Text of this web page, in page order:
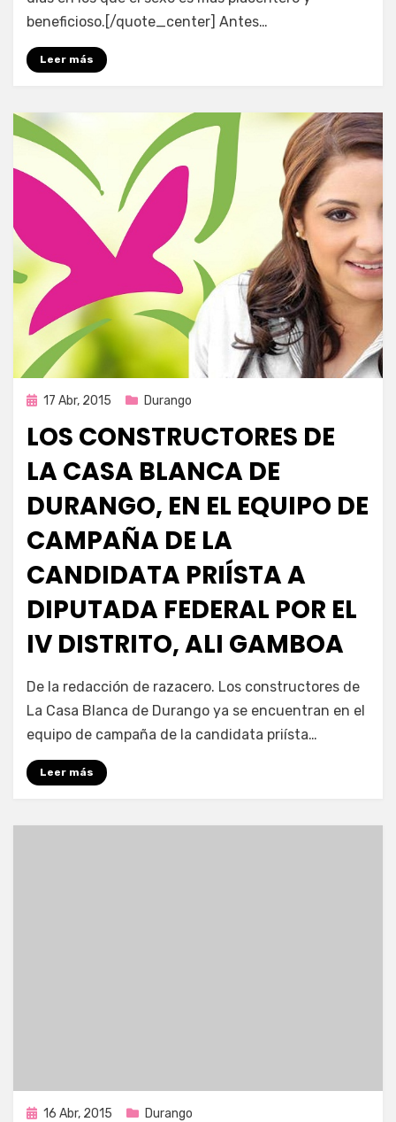
beneficioso.[/quote_center] Antes…
Leer más
Publicada
17 Abr, 2015 Durango
LOS CONSTRUCTORES DE
LA CASA BLANCA DE
DURANGO, EN EL EQUIPO DE
CAMPAÑA DE LA
CANDIDATA PRIÍSTA A
DIPUTADA FEDERAL POR EL
IV DISTRITO, ALI GAMBOA
por Enrique
De la redacción de razacero. Los constructores de
La Casa Blanca de Durango ya se encuentran en el
equipo de campaña de la candidata priísta…
Leer más
Publicada
16 Abr, 2015 Durango